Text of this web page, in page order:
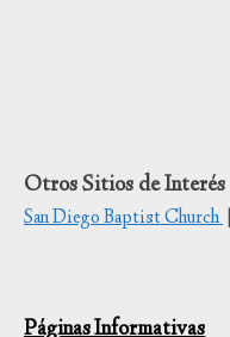
Otros Sitios de Interés
San Diego Baptist Church
Páginas Informativas